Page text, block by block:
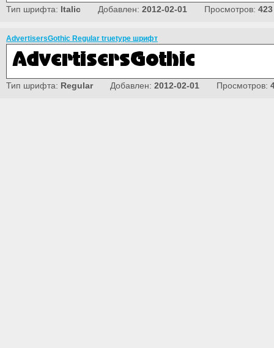
Тип шрифта: Italic Добавлен: 2012-02-01 Просмотров: 423
AdvertisersGothic Regular truetype шрифт
Тип шрифта: RegularДобавлен: 2012-02-01 Просмотров: